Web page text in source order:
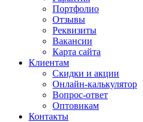
Портфолио
Отзывы
Реквизиты
Вакансии
Карта сайта
Клиентам
Скидки и акции
Онлайн-калькулятор
Вопрос-ответ
Оптовикам
Контакты